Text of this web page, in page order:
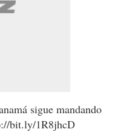
sigue mandando
bit.ly/1R8jhcD